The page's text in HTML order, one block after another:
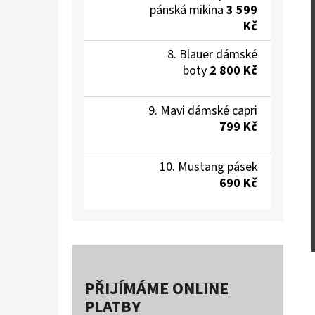
pánská mikina 3 599
Kč
Blauer dámské
boty 2 800 Kč
Mavi dámské capri
799 Kč
Mustang pásek
690 Kč
PŘIJÍMÁME ONLINE
PLATBY